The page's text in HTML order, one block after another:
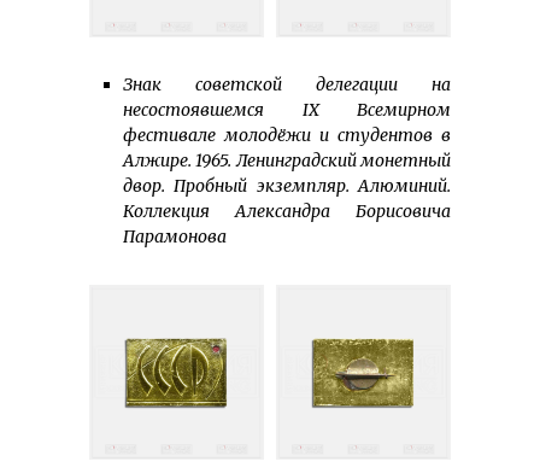
Знак советской делегации на
несостоявшемся IX Всемирном
фестивале молодёжи и студентов в
Алжире. 1965. Ленинградский монетный
двор. Пробный экземпляр. Алюминий.
Коллекция Александра Борисовича
Парамонова